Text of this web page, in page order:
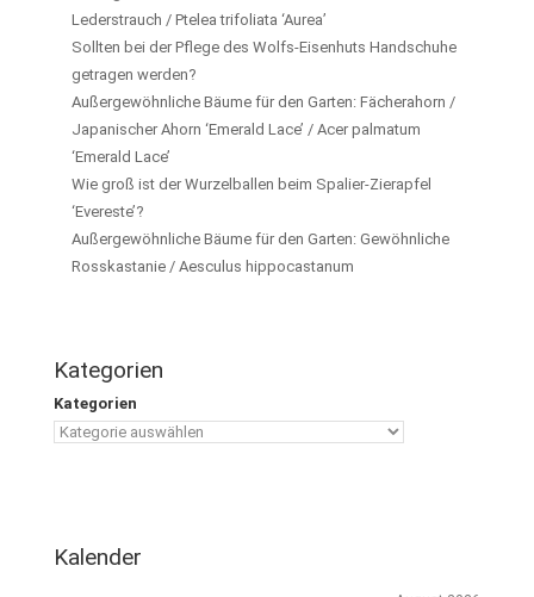
Lederstrauch / Ptelea trifoliata ‘Aurea’
Sollten bei der Pflege des Wolfs-Eisenhuts Handschuhe
getragen werden?
Außergewöhnliche Bäume für den Garten: Fächerahorn /
Japanischer Ahorn ‘Emerald Lace’ / Acer palmatum
‘Emerald Lace’
Wie groß ist der Wurzelballen beim Spalier-Zierapfel
‘Evereste’?
Außergewöhnliche Bäume für den Garten: Gewöhnliche
Rosskastanie / Aesculus hippocastanum
Kategorien
Kategorien
Kalender